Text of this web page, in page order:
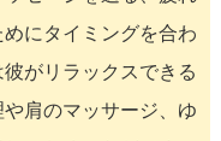
にタイミングを合わ
がリラックスできる
肩のマッサージ、ゆ